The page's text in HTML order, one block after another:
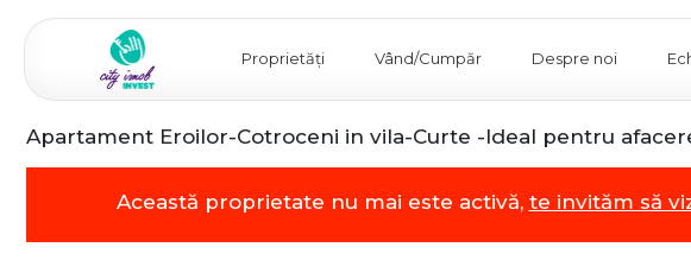
Proprietăți Vând/Cumpăr Despre noi
Apartament Eroilor-Cotroceni in vila-Curte -Ideal pentru
Această proprietate nu mai este activă, te invităm să